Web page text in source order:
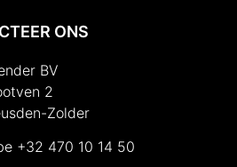
ONS
BV
2
Zolder
+32 470 10 14 50